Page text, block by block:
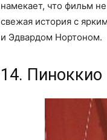
намекает, что фильм
свежая история с
и Эдвардом Нортоном.
14. Пиноккио